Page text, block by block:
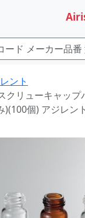
ント
クリューキャップ
)(100個) アジレント